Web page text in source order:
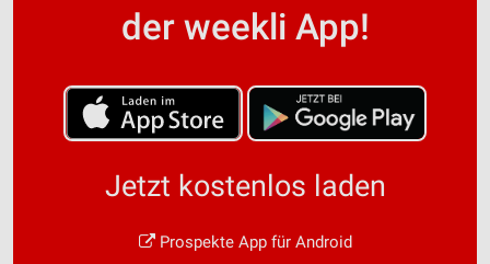
der weekli App!
Jetzt kostenlos laden
Prospekte App für Android